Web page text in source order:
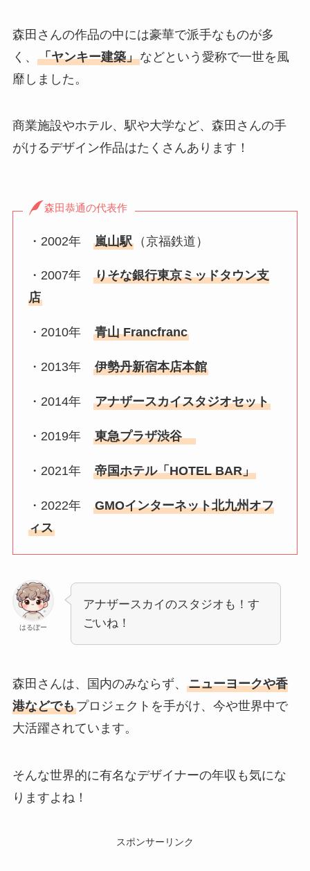
森田さんの作品の中には豪華で派手なものが多
く、 「ヤンキー建築」などという愛称で一世を風
靡しました。
商業施設やホテル、駅や大学など、森田さんの手
がけるデザイン作品はたくさんあります！
森田恭通の代表作
・2002年嵐山駅 （京福鉄道）
・2007年りそな銀行東京ミッドタウン支
店
・2010年青山 Francfranc
・2013年伊勢丹新宿本店本館
・2014年アナザースカイスタジオセット
・2019年東急プラザ渋谷
・2021年帝国ホテル「HOTEL BAR」
・2022年GMOインターネット北九州オフ
ィス
はるぼー
アナザースカイのスタジオも！す
ごいね！
森田さんは、国内のみならず、 ニューヨークや香
港などでもプロジェクトを手がけ、今や世界中で
大活躍されています。
そんな世界的に有名なデザイナーの年収も気にな
りますよね！
スポンサーリンク